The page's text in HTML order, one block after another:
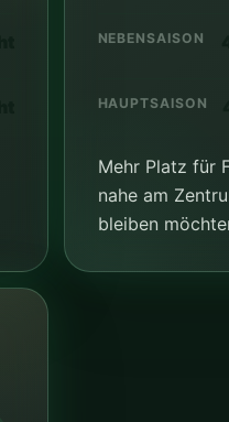
NEBENSAISON
HAUPTSAISON
Mehr Platz für
nahe am
bleiben